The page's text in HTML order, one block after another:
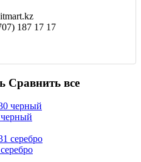
187 17 17
Сравнить все